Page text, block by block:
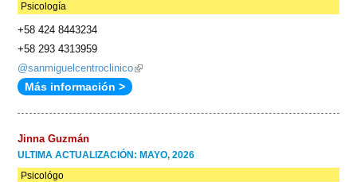
Psicología
+58 424 8443234
+58 293 4313959
@sanmiguelcentroclinico(link
Más información >
Jinna Guzmán
ULTIMA ACTUALIZACIÓN: MAYO, 2026
Psicológo